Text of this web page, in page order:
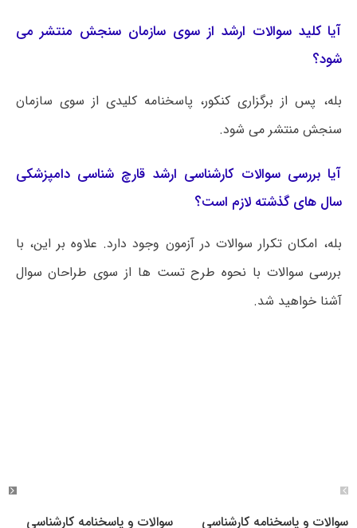
آیا کلید سوالات ارشد از سوی سازمان سنجش منتشر می
شود؟
بله، پس از برگزاری کنکور، پاسخنامه کلیدی از سوی سازمان
سنجش منتشر می شود.
آیا بررسی سوالات کارشناسی ارشد قارچ ‌شناسی دامپزشکی
سال های گذشته لازم است؟
بله، امکان تکرار سوالات در آزمون وجود دارد. علاوه بر این، با
بررسی سوالات با نحوه طرح تست ها از سوی طراحان سوال
آشنا خواهید شد.
سوالات و پاسخنامه کارشناسی سوالات و پاسخنامه کارشناسی